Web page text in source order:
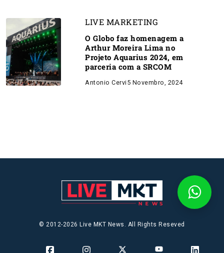
LIVE MARKETING
O Globo faz homenagem a
Arthur Moreira Lima no
Projeto Aquarius 2024, em
parceria com a SRCOM
Antonio Cervi 5 Novembro, 2024
© 2012-2026 Live MKT News. All Rights Reseved